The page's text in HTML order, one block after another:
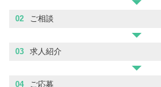
02 ご相談
03 求人紹介
04 ご応募